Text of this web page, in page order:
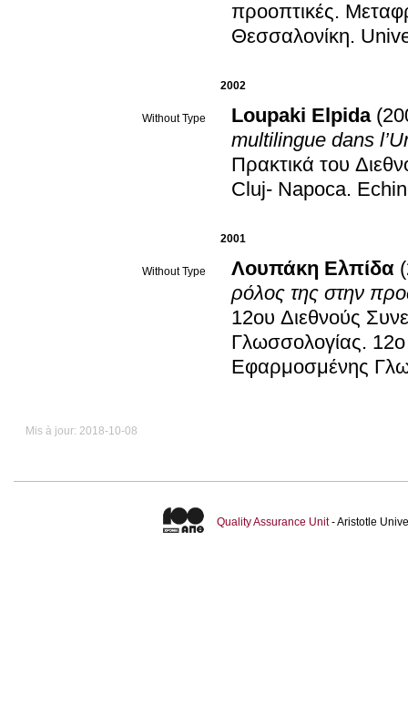
προοπτικές.
Θεσσαλονίκη.
2002
Without Type Loupaki Elpida
multilingue dans
Πρακτικά του
Cluj- Napoca.
2001
Without Type Λουπάκη Ελπίδα
ρόλος της στην
12ου Διεθνούς
Γλωσσολογίας. 12ο
Mis à jour: 2018-10-08
Quality Assurance Unit- Aristotle